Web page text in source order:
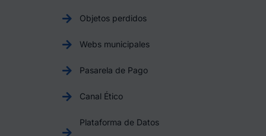
Objetos perdidos
Webs municipales
Pasarela de Pago
Canal Ético
Plataforma de Datos